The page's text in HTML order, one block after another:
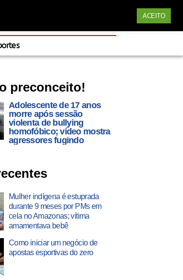
ACEITO
preconceito!
Adolescente de 17 anos
morre após sessão
violenta de bullying
homofóbico; vídeo mostra
agressores fugindo
Mulher indígena é estuprada
durante 9 meses por PMs em
cela no Amazonas; vítima
amamentava bebê
Como iniciar um negócio de
apostas esportivas do zero